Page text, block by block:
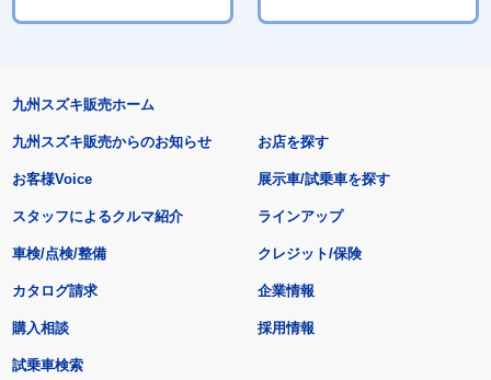
九州スズキ販売ホーム
九州スズキ販売からのお知らせ
お客様Voice
スタッフによるクルマ紹介
お店を探す
展示車/試乗車を探す
ラインアップ
車検/点検/整備 クレジット/保険
カタログ請求
購入相談
試乗車検索
企業情報
採用情報